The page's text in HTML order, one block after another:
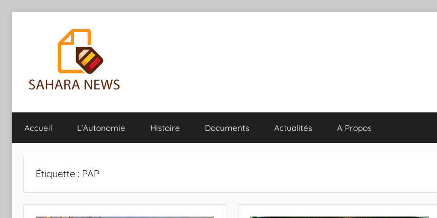
Sahara
News
l'info
sur
Accueil L’Autonomie Histoire Documents Actualités A Propos
Étiquette : PAP